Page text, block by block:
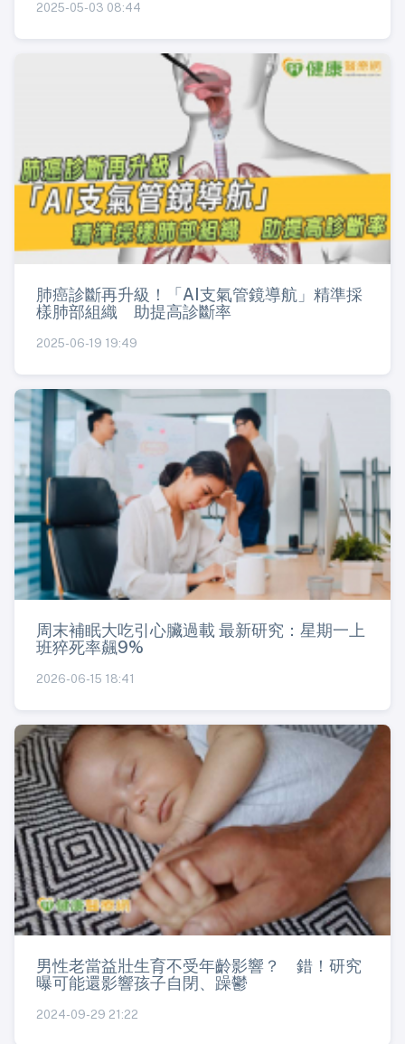
2025-05-03 08:44
肺癌診斷再升級！「AI支氣管鏡導航」精準採
樣肺部組織 助提高診斷率
2025-06-19 19:49
周末補眠大吃引心臟過載 最新研究：星期一上
班猝死率飆9%
2026-06-15 18:41
男性老當益壯生育不受年齡影響？ 錯！研究
曝可能還影響孩子自閉、躁鬱
2024-09-29 21:22